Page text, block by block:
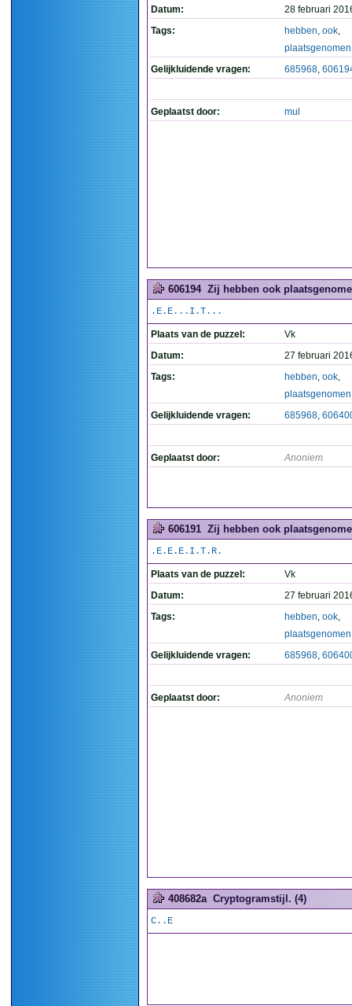
Datum:
28 februari
Tags:
hebben, ook,
plaatsgenomen
Gelijkluidende vragen:
685968,
Geplaatst door: mul
606194 Zij hebben ook
.E.E...I.T...
Plaats van de puzzel:
Vk
Datum:
27 februari
Tags:
hebben, ook,
plaatsgenomen
Gelijkluidende vragen:
685968,
Geplaatst door: Anoniem
606191 Zij hebben ook
.E.E.E.I.T.R.
Plaats van de puzzel:
Vk
Datum:
27 februari
Tags:
hebben, ook,
plaatsgenomen
Gelijkluidende vragen:
685968,
Geplaatst door: Anoniem
408682a Cryptogramstijl. (4)
C..E